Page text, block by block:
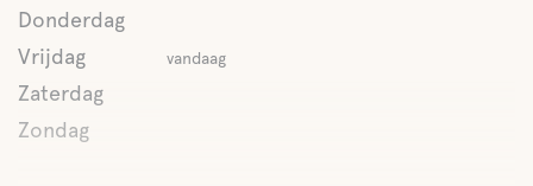
Water
Zwembad
Donderdag
Vrijdag
vandaag
Zaterdag
Zondag